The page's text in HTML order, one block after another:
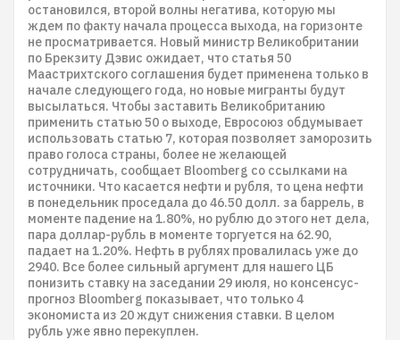
остановился, второй волны негатива, которую мы
ждем по факту начала процесса выхода, на горизонте
не просматривается. Новый министр Великобритании
по Брекзиту Дэвис ожидает, что статья 50
Маастрихтского соглашения будет применена только в
начале следующего года, но новые мигранты будут
высылаться. Чтобы заставить Великобританию
применить статью 50 о выходе, Евросоюз обдумывает
использовать статью 7, которая позволяет заморозить
право голоса страны, более не желающей
сотрудничать, сообщает Bloomberg со ссылками на
источники. Что касается нефти и рубля, то цена нефти
в понедельник проседала до 46.50 долл. за баррель, в
моменте падение на 1.80%, но рублю до этого нет дела,
пара доллар-рубль в моменте торгуется на 62.90,
падает на 1.20%. Нефть в рублях провалилась уже до
2940. Все более сильный аргумент для нашего ЦБ
понизить ставку на заседании 29 июля, но консенсус-
прогноз Bloomberg показывает, что только 4
экономиста из 20 ждут снижения ставки. В целом
рубль уже явно перекуплен.